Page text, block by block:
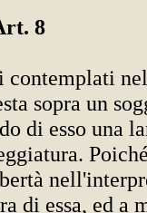
8
contemplati
sopra un
di esso una
di essa, ed a